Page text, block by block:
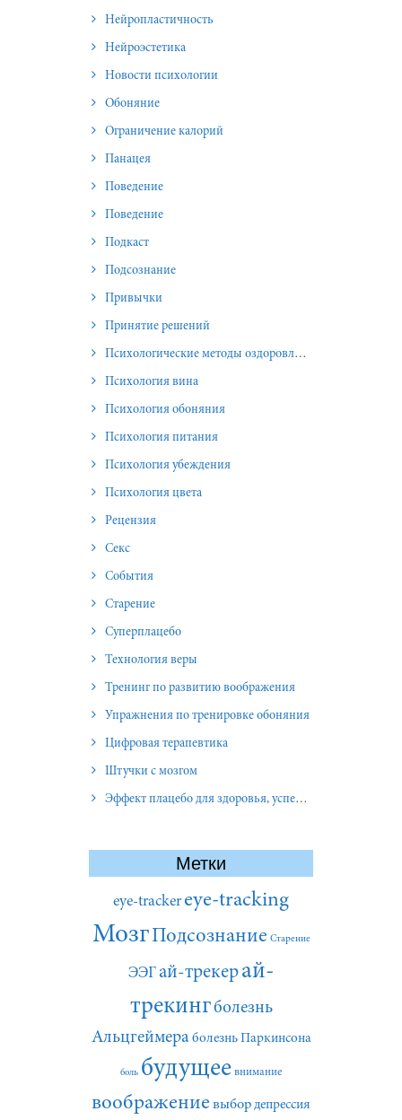
Нейропластичность
Нейроэстетика
Новости психологии
Обоняние
Ограничение калорий
Панацея
Поведение
Поведение
Подкаст
Подсознание
Привычки
Принятие решений
Психологические методы оздоровления и омоложения
Психология вина
Психология обоняния
Психология питания
Психология убеждения
Психология цвета
Рецензия
Секс
События
Старение
Суперплацебо
Технология веры
Тренинг по развитию воображения
Упражнения по тренировке обоняния
Цифровая терапевтика
Штучки с мозгом
Эффект плацебо для здоровья, успеха и отношений
Метки
eye-tracker eye-tracking
МозгПодсознание Старение
ЭЭГай-трекерай-
трекингболезнь
Альцгеймера болезнь Паркинсона
боль будущее внимание
воображение выбор депрессия